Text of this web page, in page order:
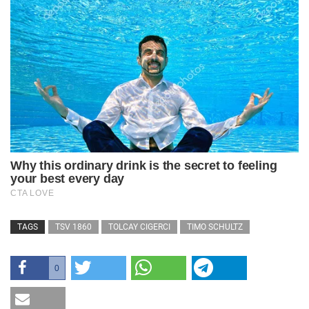
TAGS TSV 1860 TOLCAY CIGERCI TIMO SCHULTZ
0